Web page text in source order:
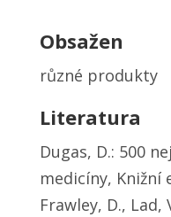
Obsažen
různé produkty
Literatura
Dugas, D.: 500
medicíny, Knižní
Frawley, D., Lad,